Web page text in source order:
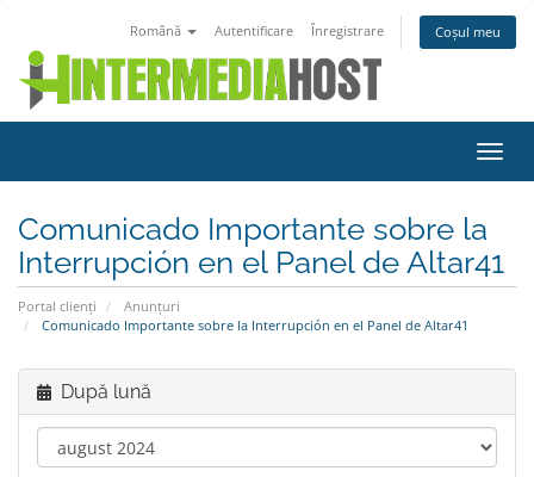
Română Autentificare Înregistrare Coșul meu
Comunicado Importante sobre la
Interrupción en el Panel de Altar41
Portal clienți
Anunțuri
Comunicado Importante sobre la Interrupción en el Panel de Altar41
După lună